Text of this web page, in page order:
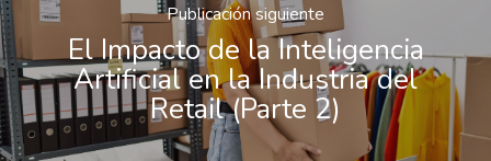
Publicación siguiente
El Impacto de la Inteligencia
Artificial en la Industria del
Retail (Parte 2)